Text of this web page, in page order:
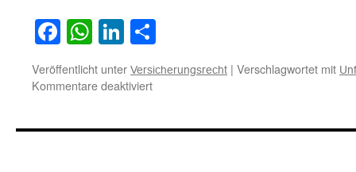
Facebook
WhatsApp
LinkedIn
Veröffentlicht unter Versicherungsrecht | Verschlagwortet mit
Kommentare deaktiviertfür
Unfallversicherung